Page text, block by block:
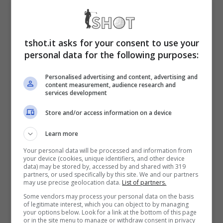
sportivo Florent Ghisolfi, il compito di studiare
il dossier e trovare una soluzione che possa
accontentare le parti.
De Rossi non vorrebbe privarsi diPaulo
Dybala, che ha già ricevuto importanti
proposte dalla Premier League.
Da capire cosa ne sarà del destino
dell’argentino che dovrà prendere una
decisione importante in merito alla sua
carriera: se continuare o chiudere
tshot.it asks for your consent to use your
personal data for the following purposes:
Personalised advertising and content, advertising and
content measurement, audience research and
services development
Store and/or access information on a device
Learn more
Your personal data will be processed and information from
your device (cookies, unique identifiers, and other device
data) may be stored by, accessed by and shared with 319
partners, or used specifically by this site. We and our partners
may use precise geolocation data. List of partners.
Some vendors may process your personal data on the basis
of legitimate interest, which you can object to by managing
your options below. Look for a link at the bottom of this page
or in the site menu to manage or withdraw consent in privacy